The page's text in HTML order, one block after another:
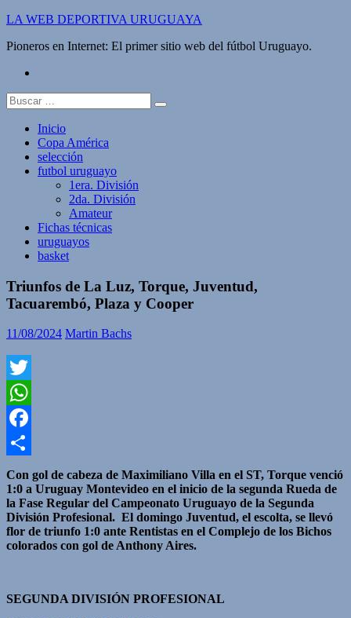
Saltar
contenido
LA WEB DEPORTIVA URUGUAYA
Pioneros en Internet: El primer sitio web del fútbol Uruguayo.
Buscar:
Inicio
Copa América
selección
futbol uruguayo
1era. División
2da. División
Amateur
Fichas técnicas
uruguayos
basket
Triunfos de La Luz, Torque, Juventud,
Tacuarembó, Plaza y Cooper
11/08/2024 Martin Bachs
Twitter
WhatsApp
Facebook
Compartir
Con gol de cabeza de Maximiliano Villa en el ST, Torque venció
1:0 a Uruguay Montevideo en el inicio de la segunda Rueda de
la Fase Regular del Campeonato Uruguayo de la Segunda
División Profesional. El domingo Juventud, el escolta, se llevó
flor de triunfo 1:0 ante Rentistas en el Complejo de los Bichos
colorados con gol de Anthony Aires.
SEGUNDA DIVISIÓN PROFESIONAL